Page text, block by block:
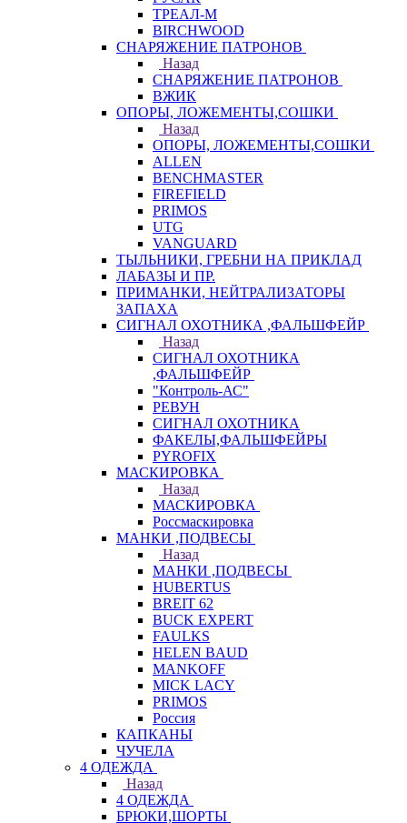
ТРЕАЛ-М
BIRCHWOOD
СНАРЯЖЕНИЕ ПАТРОНОВ
Назад
СНАРЯЖЕНИЕ ПАТРОНОВ
ВЖИК
ОПОРЫ, ЛОЖЕМЕНТЫ,СОШКИ
Назад
ОПОРЫ, ЛОЖЕМЕНТЫ,СОШКИ
ALLEN
BENCHMASTER
FIREFIELD
PRIMOS
UTG
VANGUARD
ТЫЛЬНИКИ, ГРЕБНИ НА ПРИКЛАД
ЛАБАЗЫ И ПР.
ПРИМАНКИ, НЕЙТРАЛИЗАТОРЫ
ЗАПАХА
СИГНАЛ ОХОТНИКА ,ФАЛЬШФЕЙР
Назад
СИГНАЛ ОХОТНИКА
,ФАЛЬШФЕЙР
"Контроль-АС"
РЕВУН
СИГНАЛ ОХОТНИКА
ФАКЕЛЫ,ФАЛЬШФЕЙРЫ
PYROFIX
МАСКИРОВКА
Назад
МАСКИРОВКА
Россмаскировка
МАНКИ ,ПОДВЕСЫ
Назад
МАНКИ ,ПОДВЕСЫ
HUBERTUS
BREIT 62
BUCK EXPERT
FAULKS
HELEN BAUD
MANKOFF
MICK LACY
PRIMOS
Россия
КАПКАНЫ
ЧУЧЕЛА
4 ОДЕЖДА
Назад
4 ОДЕЖДА
БРЮКИ,ШОРТЫ